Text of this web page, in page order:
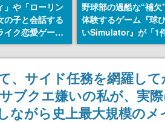
」や「ローリン
の子と会話する
イク恋愛ゲーム
さんはソウルラ
料公開。返事に
と「YOU
野球部の過酷な“補欠
体験するゲーム『球
いSimulator』が「1
のウィッシュリスト
とにチェコ語に対応
SNSで話題に。『キン
ダム・カム』開発元
ェコのプロ野球選手
称賛の声
、サイド任務を網羅し
ブクエ嫌いの私が、実
ながら史上最大規模の